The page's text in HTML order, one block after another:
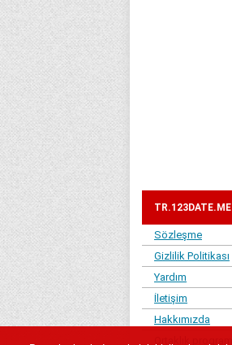
TR.123DATE.ME
Sözleşme
Gizlilik Politikası
Yardım
İletişim
Hakkımızda